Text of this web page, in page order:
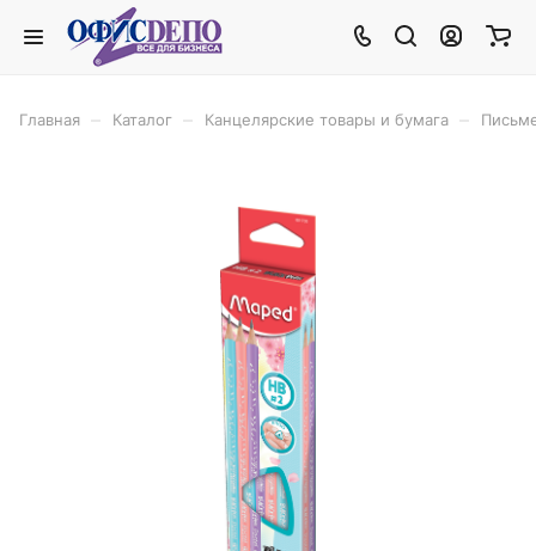
Главная Каталог Канцелярские товары и бумага